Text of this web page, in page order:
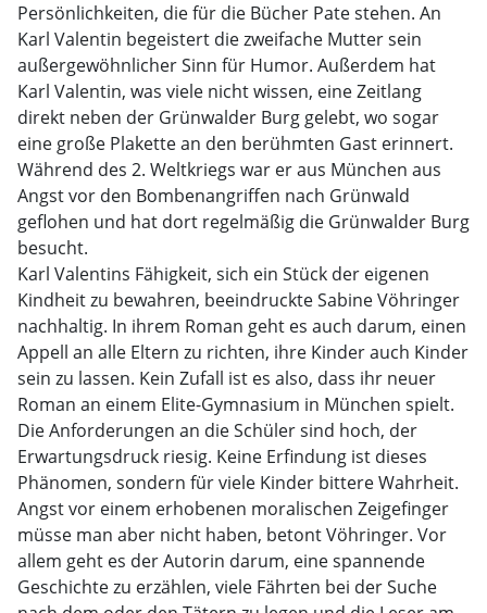
Persönlichkeiten, die für die Bücher Pate stehen. An
Karl Valentin begeistert die zweifache Mutter sein
außergewöhnlicher Sinn für Humor. Außerdem hat
Karl Valentin, was viele nicht wissen, eine Zeitlang
direkt neben der Grünwalder Burg gelebt, wo sogar
eine große Plakette an den berühmten Gast erinnert.
Während des 2. Weltkriegs war er aus München aus
Angst vor den Bombenangriffen nach Grünwald
geflohen und hat dort regelmäßig die Grünwalder Burg
besucht.
Karl Valentins Fähigkeit, sich ein Stück der eigenen
Kindheit zu bewahren, beeindruckte Sabine Vöhringer
nachhaltig. In ihrem Roman geht es auch darum, einen
Appell an alle Eltern zu richten, ihre Kinder auch Kinder
sein zu lassen. Kein Zufall ist es also, dass ihr neuer
Roman an einem Elite-Gymnasium in München spielt.
Die Anforderungen an die Schüler sind hoch, der
Erwartungsdruck riesig. Keine Erfindung ist dieses
Phänomen, sondern für viele Kinder bittere Wahrheit.
Angst vor einem erhobenen moralischen Zeigefinger
müsse man aber nicht haben, betont Vöhringer. Vor
allem geht es der Autorin darum, eine spannende
Geschichte zu erzählen, viele Fährten bei der Suche